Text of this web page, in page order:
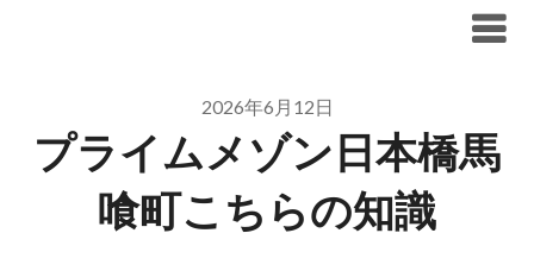
2026年6月12日
プライムメゾン日本橋馬
喰町こちらの知識